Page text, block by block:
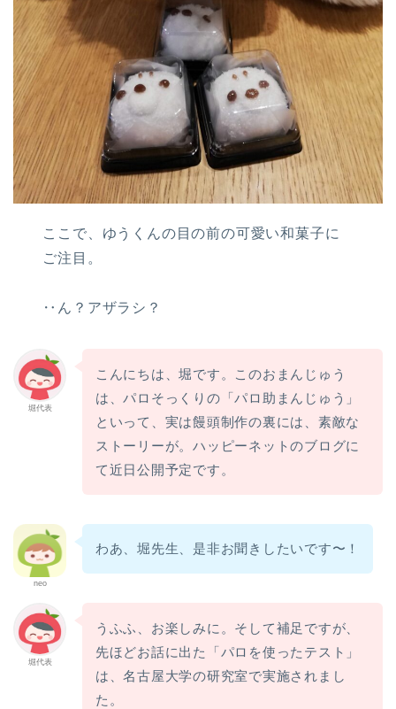
ここで、ゆうくんの目の前の可愛い和菓子に
ご注目。
‥ん？アザラシ？
堀代表
こんにちは、堀です。このおまんじゅう
は、パロそっくりの「パロ助まんじゅう」
といって、実は饅頭制作の裏には、素敵な
ストーリーが。ハッピーネットのブログに
て近日公開予定です。
neo
わあ、堀先生、是非お聞きしたいです〜！
堀代表
うふふ、お楽しみに。そして補足ですが、
先ほどお話に出た「パロを使ったテスト」
は、名古屋大学の研究室で実施されまし
た。